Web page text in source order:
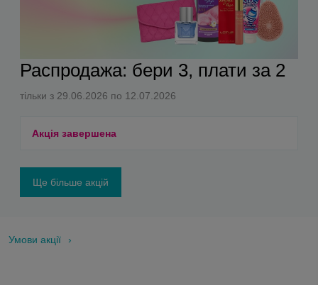
Распродажа: бери 3, плати за 2
тільки з 29.06.2026 по 12.07.2026
Акція завершена
Ще більше акцій
Умови акції